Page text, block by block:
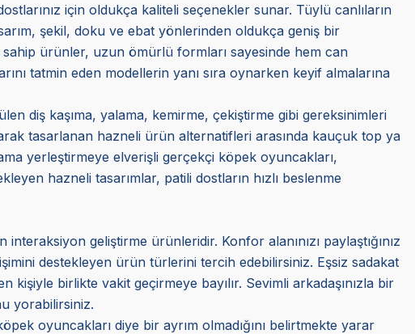
için oldukça kaliteli seçenekler sunar. Tüylü canlıların
şekil, doku ve ebat yönlerinden oldukça geniş bir
sahip ürünler, uzun ömürlü formları sayesinde hem can
tatmin eden modellerin yanı sıra oynarken keyif almalarına
diş kaşıma, yalama, kemirme, çekiştirme gibi gereksinimleri
tasarlanan hazneli ürün alternatifleri arasında kauçuk top ya
yerleştirmeye elverişli gerçekçi köpek oyuncakları,
hazneli tasarımlar, patili dostların hızlı beslenme
geliştirme ürünleridir. Konfor alanınızı paylaştığınız
destekleyen ürün türlerini tercih edebilirsiniz. Eşsiz sadakat
kişiyle birlikte vakit geçirmeye bayılır. Sevimli arkadaşınızla bir
yorabilirsiniz.
oyuncakları diye bir ayrım olmadığını belirtmekte yarar